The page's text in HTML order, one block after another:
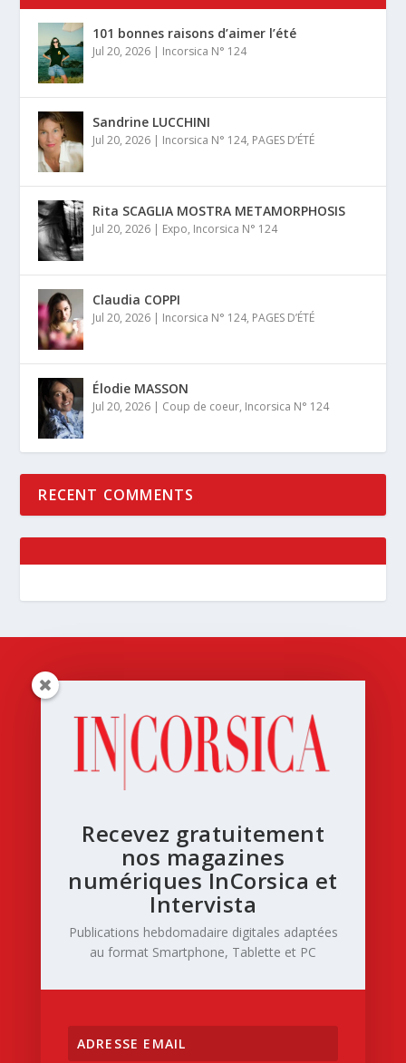
101 bonnes raisons d’aimer l’été
Jul 20, 2026 | Incorsica N° 124
Sandrine LUCCHINI
Jul 20, 2026 | Incorsica N° 124, PAGES D’ÉTÉ
Rita SCAGLIA MOSTRA METAMORPHOSIS
Jul 20, 2026 | Expo, Incorsica N° 124
Claudia COPPI
Jul 20, 2026 | Incorsica N° 124, PAGES D’ÉTÉ
Élodie MASSON
Jul 20, 2026 | Coup de coeur, Incorsica N° 124
RECENT COMMENTS
Recevez gratuitement
nos magazines
numériques InCorsica et
Intervista
Publications hebdomadaire digitales adaptées
au format Smartphone, Tablette et PC